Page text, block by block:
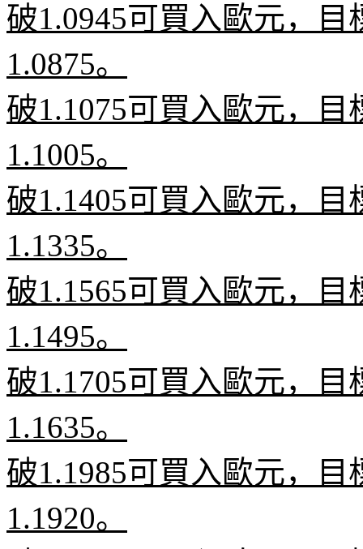
破1.0945可買入歐元，目
1.0875。
破1.1075可買入歐元，目
1.1005。
破1.1405可買入歐元，目
1.1335。
破1.1565可買入歐元，目
1.1495。
破1.1705可買入歐元，目
1.1635。
破1.1985可買入歐元，目
1.1920。